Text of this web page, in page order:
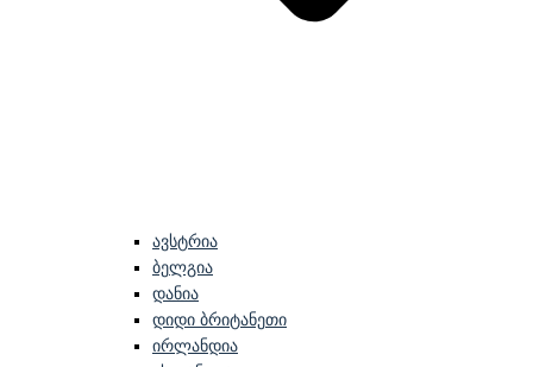
ავსტრია
ბელგია
დანია
დიდი ბრიტანეთი
ირლანდია